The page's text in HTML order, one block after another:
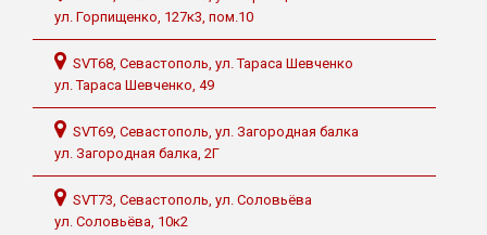
ул. Горпищенко, 127к3, пом.10
SVT68, Севастополь, ул. Тараса Шевченко
ул. Тараса Шевченко, 49
SVT69, Севастополь, ул. Загородная балка
ул. Загородная балка, 2Г
SVT73, Севастополь, ул. Соловьёва
ул. Соловьёва, 10к2